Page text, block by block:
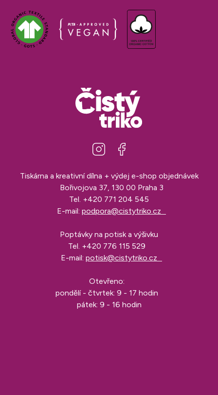
Tiskárna a kreativní dílna + výdej e-shop objednávek
Bořivojova 37, 130 00 Praha 3
Tel. +420 771 204 545
E-mail: podpora@cistytriko.cz
Poptávky na potisk a výšivku
Tel. +420 776 115 529
E-mail: potisk@cistytriko.cz
Otevřeno:
pondělí - čtvrtek: 9 - 17 hodin
pátek: 9 - 16 hodin